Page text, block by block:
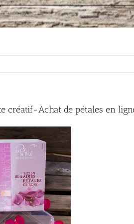
créatif-Achat de pétales en